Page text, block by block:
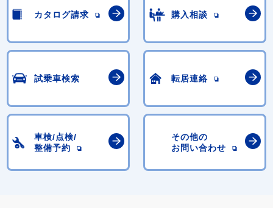
カタログ請求 購入相談
試乗車検索 転居連絡
車検/点検/
整備予約
その他の
お問い合わせ